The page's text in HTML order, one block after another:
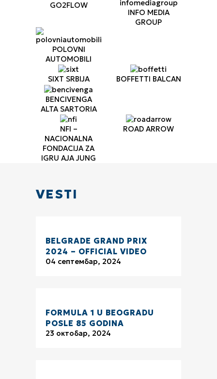
GO2FLOW
INFO MEDIA
GROUP
POLOVNI
AUTOMOBILI
SIXT SRBIJA BOFFETTI BALCAN
BENCIVENGA
ALTA SARTORIA
NFI –
NACIONALNA
FONDACIJA ZA
IGRU AJA JUNG
ROAD ARROW
VESTI
BELGRADE GRAND PRIX
2024 – OFFICIAL VIDEO
04 септембар, 2024
FORMULA 1 U BEOGRADU
POSLE 85 GODINA
23 октобар, 2024